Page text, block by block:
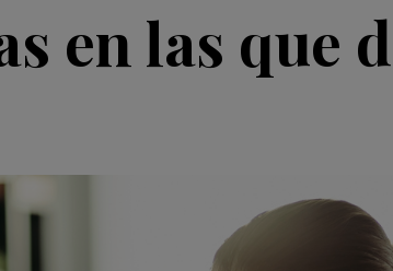
en las que